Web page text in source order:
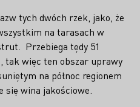
tych dwóch rzek, jako, że
na tarasach w
Przebiega tędy 51
tak więc ten obszar uprawy
na północ regionem
wina jakościowe.